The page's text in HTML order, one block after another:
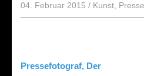
04. Februar 2015 / Kunst Presse
Pressefotograf, Der